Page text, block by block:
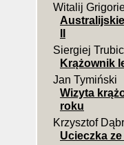
Witalij
II
Siergiej
Krążownik
Jan Tymiński
Wizyta
roku
Krzysztof
Ucieczka